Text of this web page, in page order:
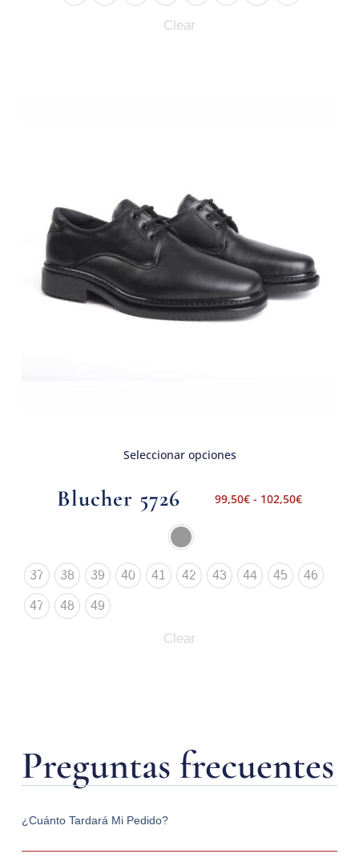
Clear
Seleccionar opciones
Blucher 5726 99,50€ - 102,50€
37 38 39 40 41 42 43 44 45 46
47 48 49
Clear
Preguntas frecuentes
¿Cuánto Tardará Mi Pedido?